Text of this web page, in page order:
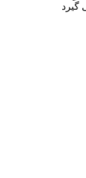
گیرد